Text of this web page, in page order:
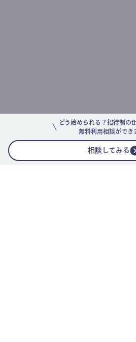
どう始められる？招待制の
無料利用相談ができ
相談してみる